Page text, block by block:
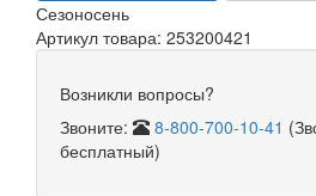
Сезоносень
Артикул товара: 253200421
Возникли вопросы?
Звоните:
8-800-700-10-41
бесплатный)